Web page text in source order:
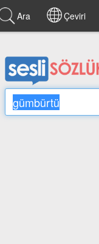
Ara Çeviri